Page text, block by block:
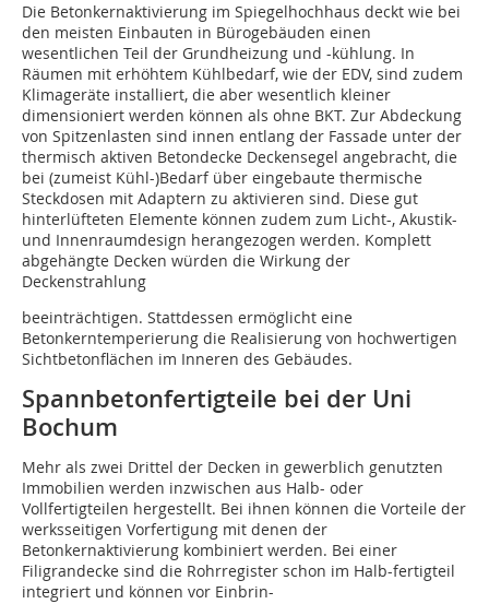
Die Betonkernaktivierung im Spiegelhochhaus deckt wie bei
den meisten Einbauten in Bürogebäuden einen
wesentlichen Teil der Grundheizung und -kühlung. In
Räumen mit erhöhtem Kühlbedarf, wie der EDV, sind zudem
Klimageräte installiert, die aber wesentlich kleiner
dimensioniert werden können als ohne BKT. Zur Abdeckung
von Spitzenlasten sind innen entlang der Fassade unter der
thermisch aktiven Betondecke Deckensegel angebracht, die
bei (zumeist Kühl-)Bedarf über eingebaute thermische
Steckdosen mit Adaptern zu aktivieren sind. Diese gut
hinterlüfteten Elemente können zudem zum Licht-, Akustik-
und Innenraumdesign herangezogen werden. Komplett
abgehängte Decken würden die Wirkung der
Deckenstrahlung
beeinträchtigen. Stattdessen ermöglicht eine
Betonkerntemperierung die Realisierung von hochwertigen
Sichtbetonflächen im Inneren des Gebäudes.
Spannbetonfertigteile bei der Uni
Bochum
Mehr als zwei Drittel der Decken in gewerblich genutzten
Immobilien werden inzwischen aus Halb- oder
Vollfertigteilen hergestellt. Bei ihnen können die Vorteile der
werksseitigen Vorfertigung mit denen der
Betonkernaktivierung kombiniert werden. Bei einer
Filigrandecke sind die Rohrregister schon im Halb-fertigteil
integriert und können vor Einbrin-